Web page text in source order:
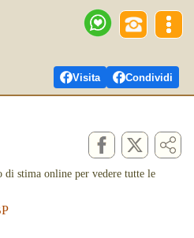
Visita Condividi
stima online per vedere tutte le